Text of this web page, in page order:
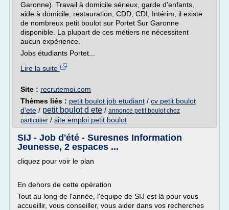
Garonne). Travail à domicile sérieux, garde d'enfants,
aide à domicile, restauration, CDD, CDI, Intérim, il existe
de nombreux petit boulot sur Portet Sur Garonne
disponible. La plupart de ces métiers ne nécessitent
aucun expérience.
Jobs étudiants Portet...
Lire la suite
Site : recrutemoi.com
Thèmes liés : petit boulot job etudiant / cv petit boulot
d'ete / petit boulot d ete / annonce petit boulot chez
particulier / site emploi petit boulot
SIJ - Job d'été - Suresnes Information
Jeunesse, 2 espaces ...
cliquez pour voir le plan
En dehors de cette opération
Tout au long de l'année, l'équipe de SIJ est là pour vous
accueillir, vous conseiller, vous aider dans vos recherches